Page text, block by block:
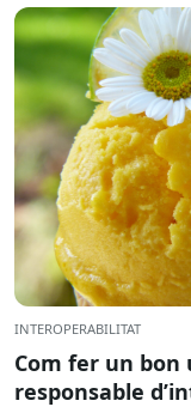
INTEROPERABILITAT
Com fer un bon
responsable